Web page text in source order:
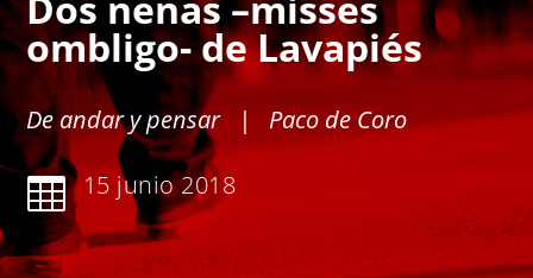
ombligo- de Lavapiés
De andar y pensar | Paco de Coro
 15 junio 2018